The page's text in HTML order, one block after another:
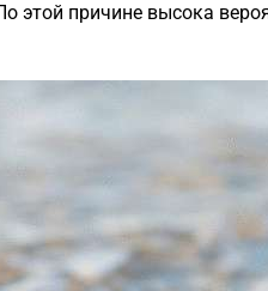
этой причине высока